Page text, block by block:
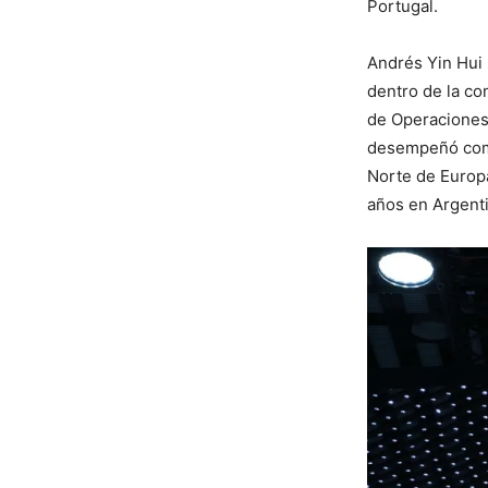
Portugal.
Andrés Yin
dentro de la
de
desempeñó
Norte de
años en